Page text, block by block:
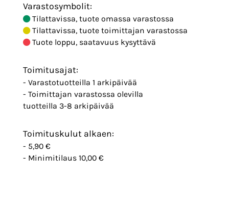
Varastosymbolit:
Tilattavissa, tuote omassa varastossa
Tilattavissa, tuote toimittajan varastossa
Tuote loppu, saatavuus kysyttävä
Toimitusajat:
- Varastotuotteilla 1 arkipäivää
- Toimittajan varastossa olevilla
tuotteilla 3-8 arkipäivää
Toimituskulut alkaen:
- 5,90 €
- Minimitilaus 10,00 €